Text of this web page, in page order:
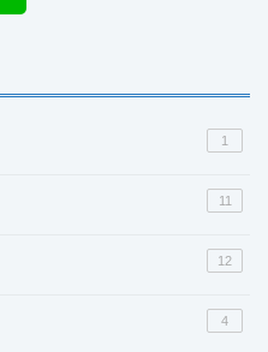
1
11
12
4